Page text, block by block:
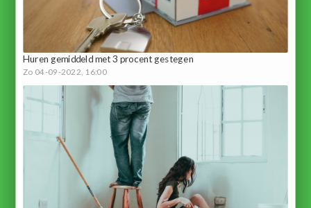
Huren gemiddeld met 3 procent gestegen
Zo 04-09-2022, 16:00